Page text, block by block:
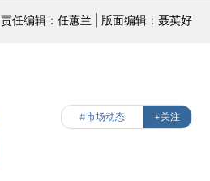
责任编辑：任蕙兰 | 版面编辑：聂英好
#市场动态 +关注